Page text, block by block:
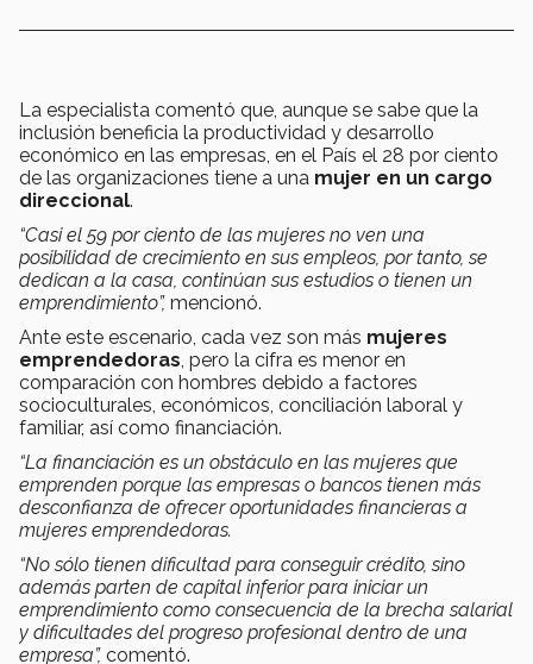
La especialista comentó que, aunque se sabe que la
inclusión beneficia la productividad y desarrollo
económico en las empresas, en el País el 28 por ciento
de las organizaciones tiene a una mujer en un cargo
direccional.
“Casi el 59 por ciento de las mujeres no ven una
posibilidad de crecimiento en sus empleos, por tanto, se
dedican a la casa, continúan sus estudios o tienen un
emprendimiento”, mencionó.
Ante este escenario, cada vez son más mujeres
emprendedoras, pero la cifra es menor en
comparación con hombres debido a factores
socioculturales, económicos, conciliación laboral y
familiar, así como financiación.
“La financiación es un obstáculo en las mujeres que
emprenden porque las empresas o bancos tienen más
desconfianza de ofrecer oportunidades financieras a
mujeres emprendedoras.
“No sólo tienen dificultad para conseguir crédito, sino
además parten de capital inferior para iniciar un
emprendimiento como consecuencia de la brecha salarial
y dificultades del progreso profesional dentro de una
empresa”, comentó.